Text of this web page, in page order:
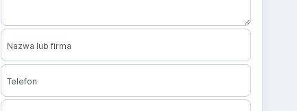
Nazwa lub firma
Telefon